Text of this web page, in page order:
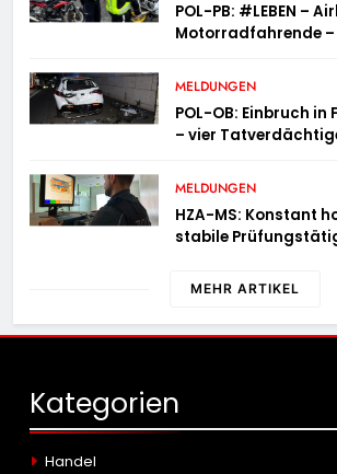
POL-PB: #LEBEN –
Motorradfahrende –
MELDUNGEN
POL-OB: Einbruch
– vier
MELDUNGEN
HZA-MS: Konstant
stabile
Hauptzollamt
MEHR ARTIKEL
Kategorien
Handel